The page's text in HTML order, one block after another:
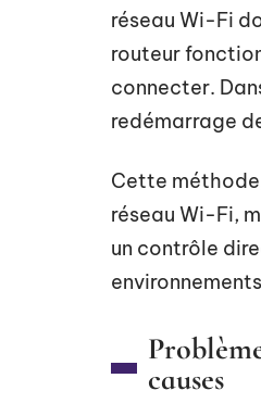
réseau Wi-Fi
routeur
connecter.
redémarrage
Cette
réseau Wi-Fi,
un contrôle
causes